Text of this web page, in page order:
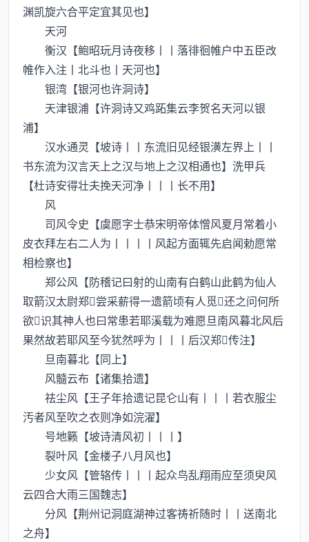
渊凯旋六合平定宜其见也】
天河
衡汉【鲍昭玩月诗夜移丨丨落徘徊帷户中五臣改
帷作入注丨北斗也丨天河也】
银湾【银河也许洞诗】
天津银浦【许洞诗又鸡跖集云李贺名天河以银
浦】
汉水通灵【坡诗丨丨东流旧见经银潢左界上丨丨
书东流为汉言天上之汉与地上之汉相通也】洗甲兵
【杜诗安得壮夫挽天河净丨丨丨长不用】
风
司风令史【虞愿字士恭宋明帝体憎风夏月常着小
皮衣拜左右二人为丨丨丨丨风起方面辄先启闻勅愿常
相检察也】
郑公风【防稽记曰射的山南有白鹤山此鹤为仙人
取箭汉太尉郑尝采薪得一遗箭顷有人觅还之问何所
欲识其神人也曰常患若耶溪载为难愿旦南风暮北风后
果然故若耶风至今犹然呼为丨丨丨后汉郑传注】
旦南暮北【同上】
风髓云布【诸集拾遗】
祛尘风【王子年拾遗记昆仑山有丨丨丨若衣服尘
汚者风至吹之衣则净如浣濯】
号地籁【坡诗清风初丨丨丨】
裂叶风【金楼子八月风也】
少女风【管辂传丨丨丨起众鸟乱翔雨应至须臾风
云四合大雨三国魏志】
分风【荆州记洞庭湖神过客祷祈随时丨丨送南北
之舟】